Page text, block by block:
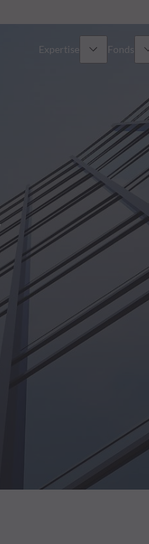
Expertise
Obligations
Multi-Actifs
ETF actifs
Private Assets
Fonds
Sélection de fonds
Comment souscrire ?